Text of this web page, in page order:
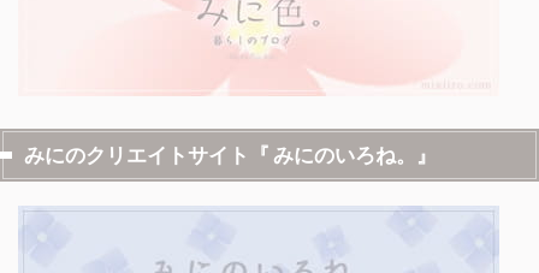
みにのクリエイトサイト『 みにのいろね。』